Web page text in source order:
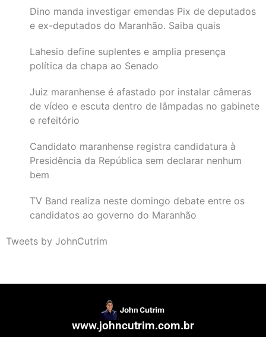
Dino manda investigar emendas Pix de deputados
e ex-deputados do Maranhão. Saiba quais
Lahesio define suplentes e amplia presença
política da chapa ao Senado
Juiz maranhense é afastado por instalar câmeras
de vídeo e escuta dentro de lâmpadas no gabinete
e refeitório
Candidato maranhense registra candidatura à
Presidência da República sem declarar nenhum
bem
TV Band realiza neste domingo debate entre os
candidatos ao governo do Maranhão
Tweets by JohnCutrim
www.johncutrim.com.br